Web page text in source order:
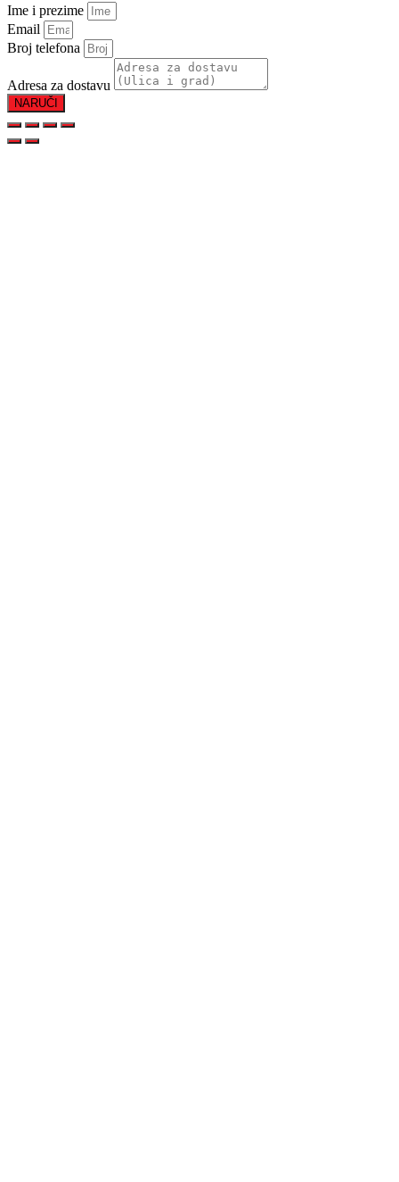
Ime i prezime
Email
Broj telefona
Adresa za dostavu
NARUČI